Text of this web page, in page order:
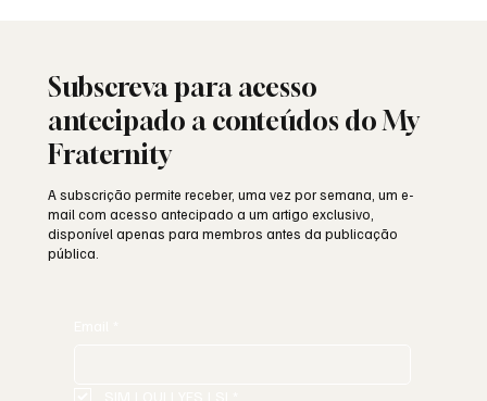
Subscreva para acesso
antecipado a conteúdos do My
Fraternity
A subscrição permite receber, uma vez por semana, um e-
mail com acesso antecipado a um artigo exclusivo,
disponível apenas para membros antes da publicação
pública.